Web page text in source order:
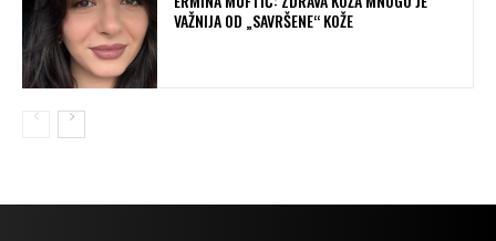
VAŽNIJA OD „SAVRŠENE“ KOŽE